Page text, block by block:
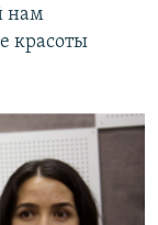
нам
красоты